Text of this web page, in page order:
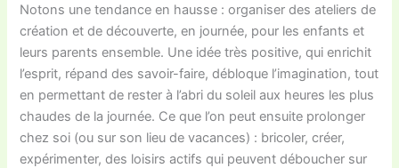
Notons une tendance en hausse : organiser des ateliers de
création et de découverte, en journée, pour les enfants et
leurs parents ensemble. Une idée très positive, qui enrichit
l’esprit, répand des savoir-faire, débloque l’imagination, tout
en permettant de rester à l’abri du soleil aux heures les plus
chaudes de la journée. Ce que l’on peut ensuite prolonger
chez soi (ou sur son lieu de vacances) : bricoler, créer,
expérimenter, des loisirs actifs qui peuvent déboucher sur